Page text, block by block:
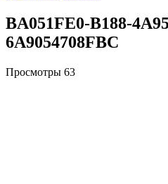
BA051FE0-B188-
6A9054708FBC
Просмотры 63